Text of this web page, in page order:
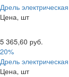
Дрель
Цена, шт
5 365,60 руб.
20%
Дрель
Цена, шт